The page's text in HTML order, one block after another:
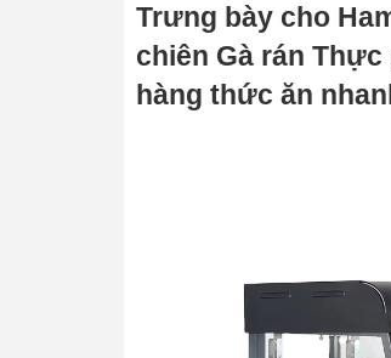
Trưng bày cho
chiên Gà rán
hàng thức ăn